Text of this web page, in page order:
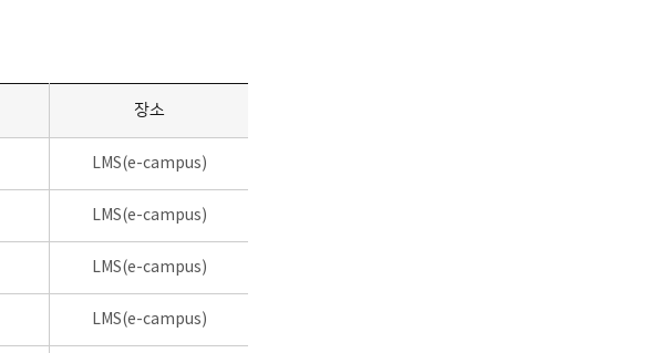
장소
LMS(e-campus)
LMS(e-campus)
LMS(e-campus)
LMS(e-campus)